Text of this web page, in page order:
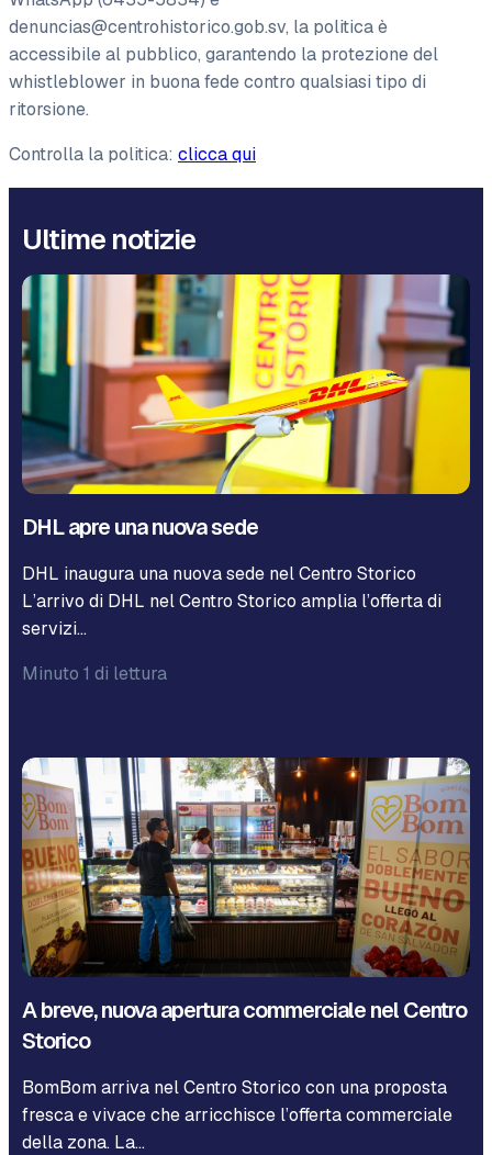
denuncias@centrohistorico.gob.sv, la politica è
accessibile al pubblico, garantendo la protezione del
whistleblower in buona fede contro qualsiasi tipo di
ritorsione.
Controlla la politica: clicca qui
Ultime notizie
DHL apre una nuova sede
DHL inaugura una nuova sede nel Centro Storico
L’arrivo di DHL nel Centro Storico amplia l’offerta di
servizi…
Minuto 1 di lettura
A breve, nuova apertura commerciale nel Centro
Storico
BomBom arriva nel Centro Storico con una proposta
fresca e vivace che arricchisce l’offerta commerciale
della zona. La…